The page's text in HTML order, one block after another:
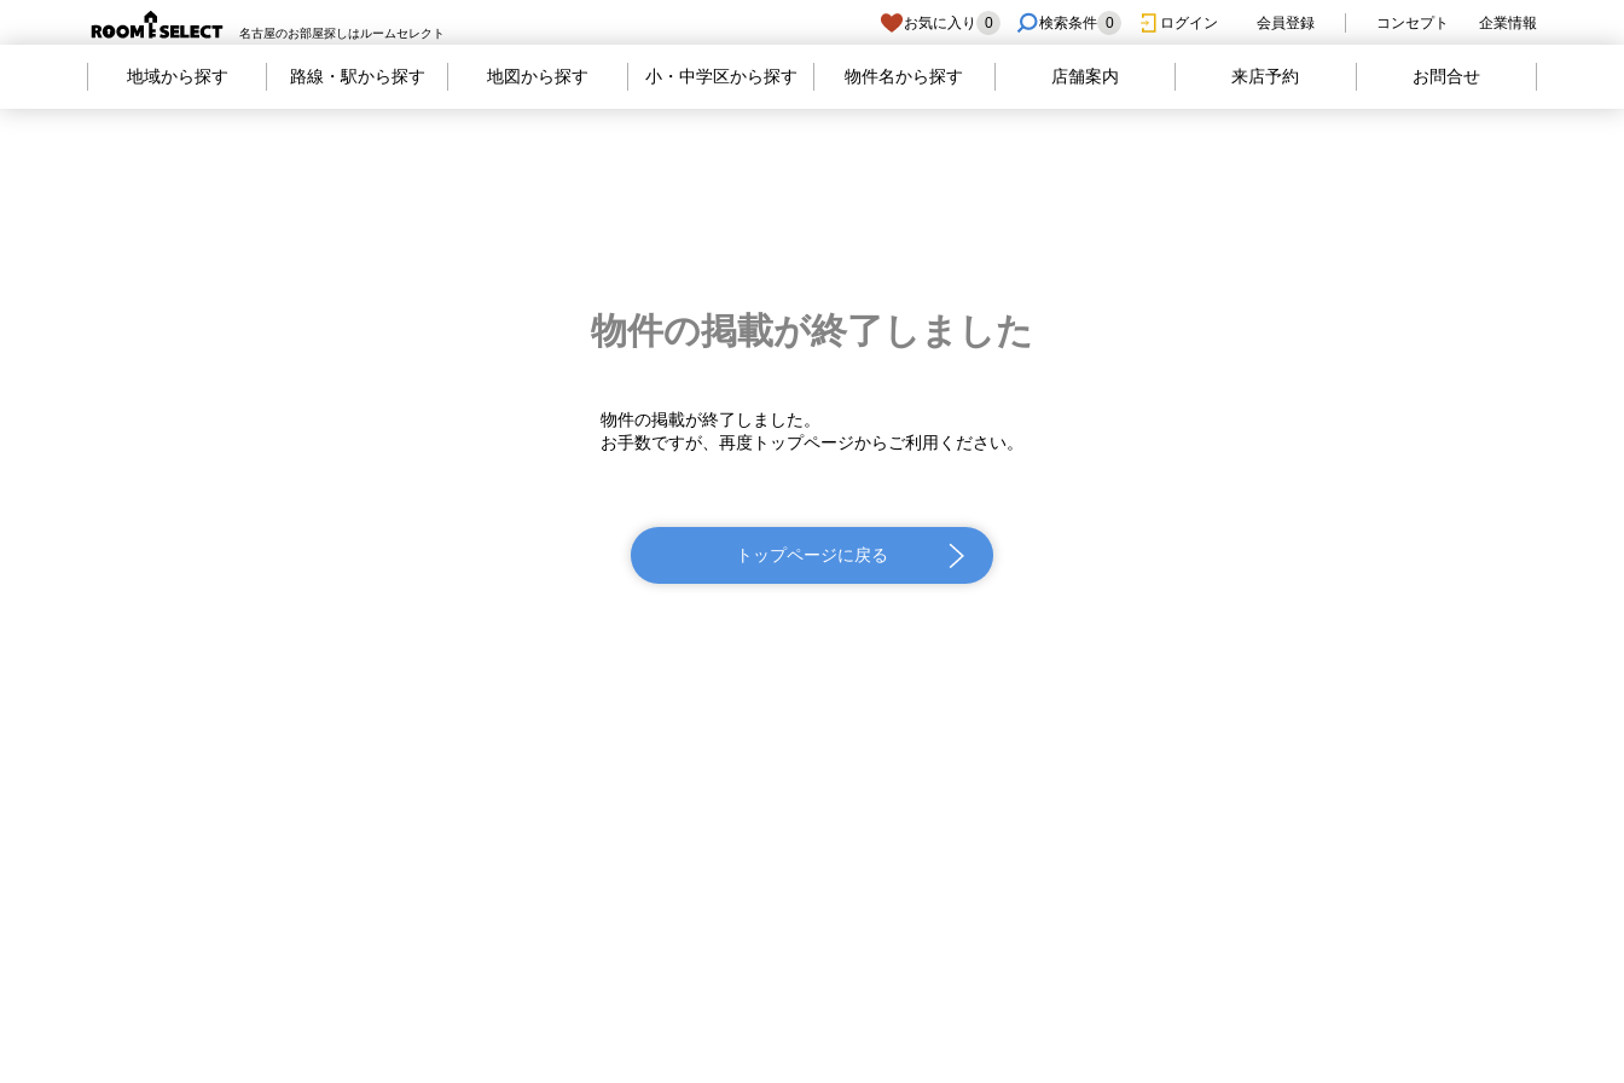
名古屋のお部屋探しはルームセレクト
お気に入り 0 検索条件 0 ログイン 会員登録 コンセプト 企業情報
地域から探す 路線・駅から探す 地図から探す 小・中学区から探す 物件名から探す 店舗案内 来店予約 お問合せ
物件の掲載が終了しました
物件の掲載が終了しました。
お手数ですが、再度トップページからご利用ください。
トップページに戻る